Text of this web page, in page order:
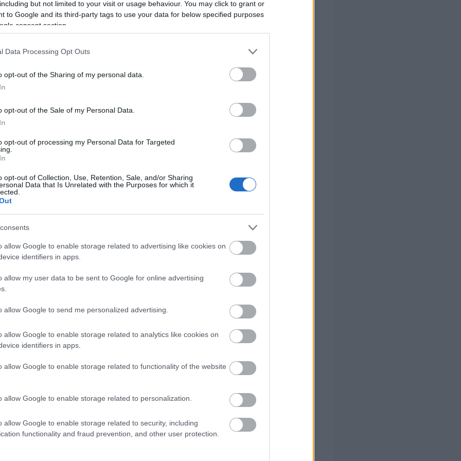
but not limited to your visit or usage behaviour. You may click to grant or
to Google and its third-party tags to use your data for below specified purposes
consent section.
Data Processing Opt Outs
opt-out of the Sharing of my personal data.
opt-out of the Sale of my Personal Data.
opt-out of processing my Personal Data for Targeted
opt-out of Collection, Use, Retention, Sale, and/or Sharing
Data that Is Unrelated with the Purposes for which it
allow Google to enable storage related to advertising like cookies on
identifiers in apps.
allow my user data to be sent to Google for online advertising
allow Google to send me personalized advertising.
allow Google to enable storage related to analytics like cookies on
identifiers in apps.
allow Google to enable storage related to functionality of the website
allow Google to enable storage related to personalization.
allow Google to enable storage related to security, including
functionality and fraud prevention, and other user protection.
Αγγλικών σε μόνο 2 ημέρες στα χέρια σας
όλες τις σημαντικές ειδήσεις.
proson.gr στα αποτελέσματα αναζήτησης της Google
Ειδήσεις
θέσεις εργασίας στο Δημόσιο (χωρίς πτυχίο)
Σχολή: Νέος κανονισμός για δόκιμους – Τι αλλάζει σε
και πρακτική εκπαίδευση
846 ευρώ επιπλέον στη σύνταξη – Ποιοι δικαιούνται τα